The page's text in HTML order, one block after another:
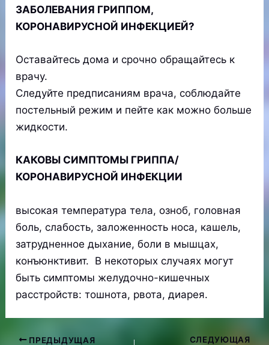
ЗАБОЛЕВАНИЯ ГРИППОМ,
КОРОНАВИРУСНОЙ ИНФЕКЦИЕЙ?
Оставайтесь дома и срочно обращайтесь к
врачу.
Следуйте предписаниям врача, соблюдайте
постельный режим и пейте как можно больше
жидкости.
КАКОВЫ СИМПТОМЫ ГРИППА/
КОРОНАВИРУСНОЙ ИНФЕКЦИИ
высокая температура тела, озноб, головная
боль, слабость, заложенность носа, кашель,
затрудненное дыхание, боли в мышцах,
конъюнктивит. В некоторых случаях могут
быть симптомы желудочно-кишечных
расстройств: тошнота, рвота, диарея.
Навигация
ПРЕДЫДУЩАЯ
СЛЕДУЮЩАЯ